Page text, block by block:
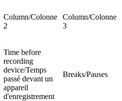
Column/Colonne
2
Column/Colonne
3
Time before
recording
device/Temps
passé devant un
appareil
d'enregistrement
Breaks/Pauses